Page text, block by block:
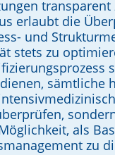
transparent
erlaubt die
und
stets zu
sämtliche
als
zu